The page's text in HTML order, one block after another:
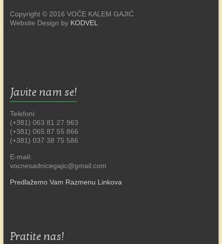
Copyright © 2016 VOĆE KALEM GAJIĆ
Website Design by KODVEL
Javite nam se!
Telefoni:
(+381) 063 81 27 963
(+381) 065 87 55 866
(+381) 037 38 75 586
E-mail:
vocnesadnicegajic@gmail.com
Predlažemo Vam Razmenu Linkova
Pratite nas!